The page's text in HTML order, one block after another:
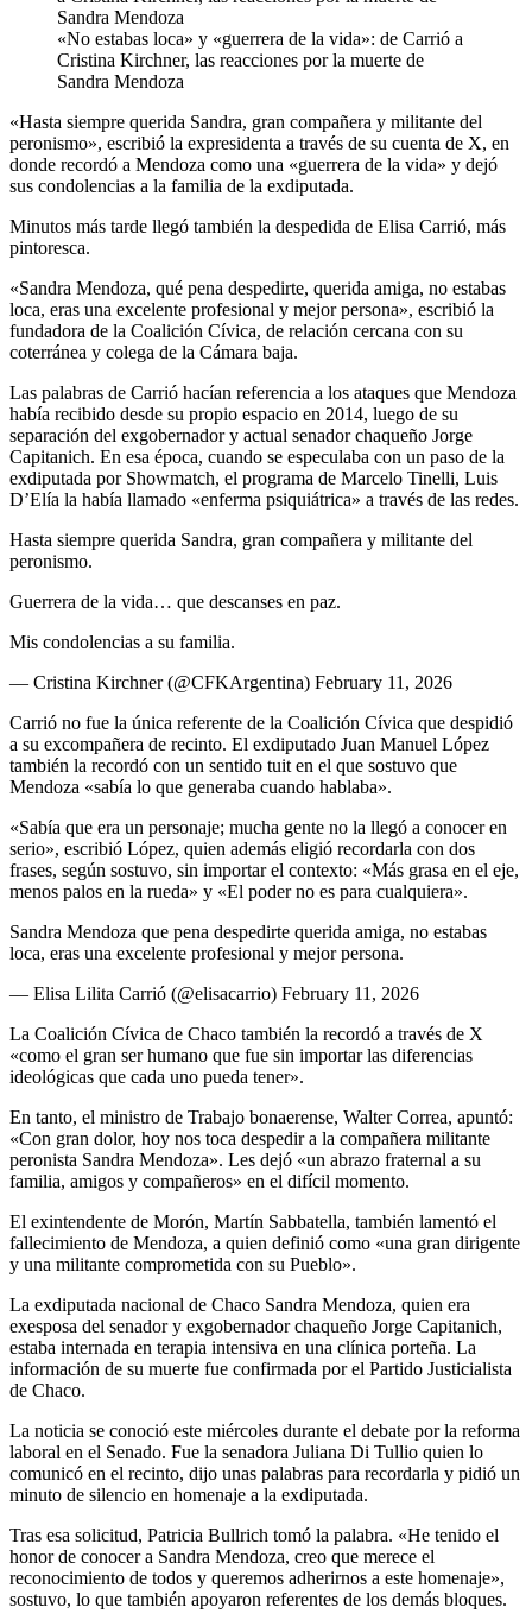
«No estabas loca» y «guerrera de la vida»: de Carrió a
Cristina Kirchner, las reacciones por la muerte de
Sandra Mendoza
«Hasta siempre querida Sandra, gran compañera y militante del
peronismo», escribió la expresidenta a través de su cuenta de X, en
donde recordó a Mendoza como una «guerrera de la vida» y dejó
sus condolencias a la familia de la exdiputada.
Minutos más tarde llegó también la despedida de Elisa Carrió, más
pintoresca.
«Sandra Mendoza, qué pena despedirte, querida amiga, no estabas
loca, eras una excelente profesional y mejor persona», escribió la
fundadora de la Coalición Cívica, de relación cercana con su
coterránea y colega de la Cámara baja.
Las palabras de Carrió hacían referencia a los ataques que Mendoza
había recibido desde su propio espacio en 2014, luego de su
separación del exgobernador y actual senador chaqueño Jorge
Capitanich. En esa época, cuando se especulaba con un paso de la
exdiputada por Showmatch, el programa de Marcelo Tinelli, Luis
D’Elía la había llamado «enferma psiquiátrica» a través de las redes.
Hasta siempre querida Sandra, gran compañera y militante del
peronismo.
Guerrera de la vida… que descanses en paz.
Mis condolencias a su familia.
— Cristina Kirchner (@CFKArgentina) February 11, 2026
Carrió no fue la única referente de la Coalición Cívica que despidió
a su excompañera de recinto. El exdiputado Juan Manuel López
también la recordó con un sentido tuit en el que sostuvo que
Mendoza «sabía lo que generaba cuando hablaba».
«Sabía que era un personaje; mucha gente no la llegó a conocer en
serio», escribió López, quien además eligió recordarla con dos
frases, según sostuvo, sin importar el contexto: «Más grasa en el eje,
menos palos en la rueda» y «El poder no es para cualquiera».
Sandra Mendoza que pena despedirte querida amiga, no estabas
loca, eras una excelente profesional y mejor persona.
— Elisa Lilita Carrió (@elisacarrio) February 11, 2026
La Coalición Cívica de Chaco también la recordó a través de X
«como el gran ser humano que fue sin importar las diferencias
ideológicas que cada uno pueda tener».
En tanto, el ministro de Trabajo bonaerense, Walter Correa, apuntó:
«Con gran dolor, hoy nos toca despedir a la compañera militante
peronista Sandra Mendoza». Les dejó «un abrazo fraternal a su
familia, amigos y compañeros» en el difícil momento.
El exintendente de Morón, Martín Sabbatella, también lamentó el
fallecimiento de Mendoza, a quien definió como «una gran dirigente
y una militante comprometida con su Pueblo».
La exdiputada nacional de Chaco Sandra Mendoza, quien era
exesposa del senador y exgobernador chaqueño Jorge Capitanich,
estaba internada en terapia intensiva en una clínica porteña. La
información de su muerte fue confirmada por el Partido Justicialista
de Chaco.
La noticia se conoció este miércoles durante el debate por la reforma
laboral en el Senado. Fue la senadora Juliana Di Tullio quien lo
comunicó en el recinto, dijo unas palabras para recordarla y pidió un
minuto de silencio en homenaje a la exdiputada.
Tras esa solicitud, Patricia Bullrich tomó la palabra. «He tenido el
honor de conocer a Sandra Mendoza, creo que merece el
reconocimiento de todos y queremos adherirnos a este homenaje»,
sostuvo, lo que también apoyaron referentes de los demás bloques.